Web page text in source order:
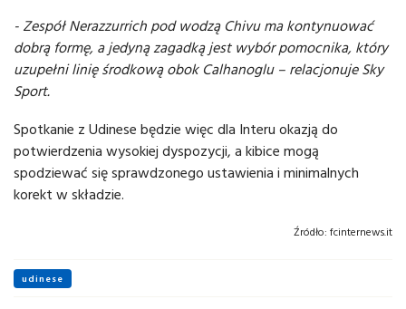
- Zespół Nerazzurrich pod wodzą Chivu ma kontynuować
dobrą formę, a jedyną zagadką jest wybór pomocnika, który
uzupełni linię środkową obok Calhanoglu – relacjonuje Sky
Sport.
Spotkanie z Udinese będzie więc dla Interu okazją do
potwierdzenia wysokiej dyspozycji, a kibice mogą
spodziewać się sprawdzonego ustawienia i minimalnych
korekt w składzie.
Źródło: fcinternews.it
udinese